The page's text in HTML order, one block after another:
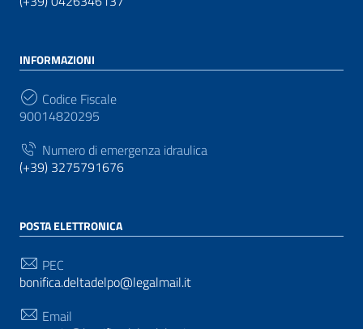
INFORMAZIONI
Codice Fiscale
90014820295
Numero di emergenza idraulica
(+39) 3275791676
POSTA ELETTRONICA
PEC
bonifica.deltadelpo@legalmail.it
Email